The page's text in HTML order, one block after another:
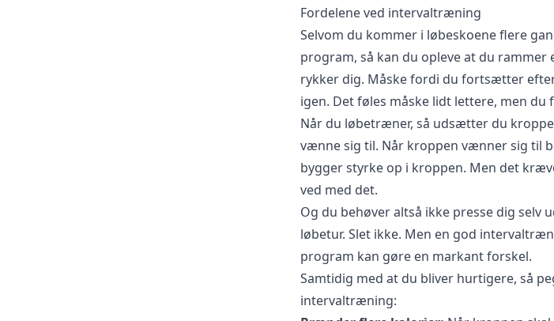
Fordelene ved intervaltræning
Selvom du kommer i løbeskoene flere
program, så kan du opleve at du
rykker dig. Måske fordi du fortsætter
igen. Det føles måske lidt lettere, men du
Når du løbetræner, så udsætter du
vænne sig til. Når kroppen vænner sig til
bygger styrke op i kroppen. Men det
ved med det.
Og du behøver altså ikke presse dig selv
løbetur. Slet ikke. Men en god
program kan gøre en markant forskel.
Samtidig med at du bliver hurtigere, så
intervaltræning: